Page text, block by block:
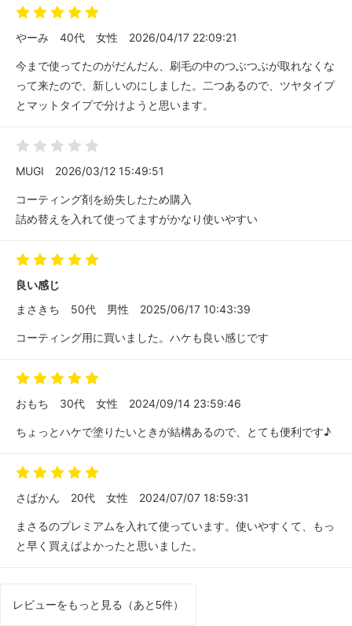
やーみ 40代 女性 2026/04/17 22:09:21
今まで使ってたのがだんだん、刷毛の中のつぶつぶが取れなくな
って来たので、新しいのにしました。二つあるので、ツヤタイプ
とマットタイプで分けようと思います。
MUGI 2026/03/12 15:49:51
コーティング剤を紛失したため購入
詰め替えを入れて使ってますがかなり使いやすい
良い感じ
まさきち
50代 男性 2025/06/17 10:43:39
コーティング用に買いました。ハケも良い感じです
おもち 30代 女性 2024/09/14 23:59:46
ちょっとハケで塗りたいときが結構あるので、とても便利です♪
さばかん 20代 女性 2024/07/07 18:59:31
まさるのプレミアムを入れて使っています。使いやすくて、もっ
と早く買えばよかったと思いました。
レビューをもっと見る（あと5件）